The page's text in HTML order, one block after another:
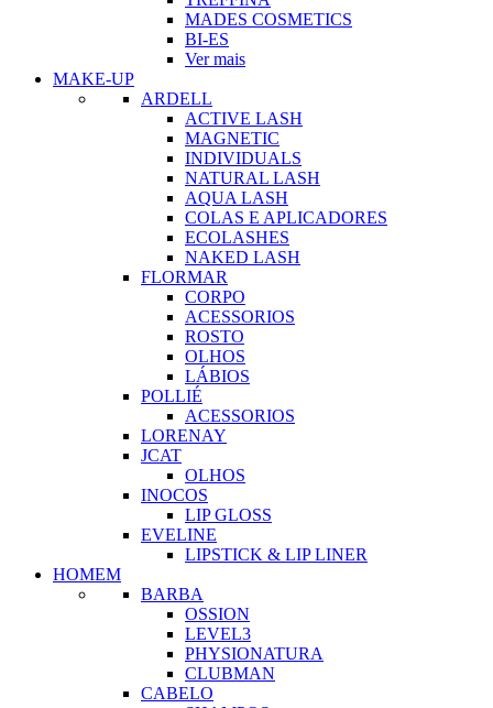
MADES COSMETICS
BI-ES
Ver mais
MAKE-UP
ARDELL
ACTIVE LASH
MAGNETIC
INDIVIDUALS
NATURAL LASH
AQUA LASH
COLAS E APLICADORES
ECOLASHES
NAKED LASH
FLORMAR
CORPO
ACESSORIOS
ROSTO
OLHOS
LÁBIOS
POLLIÉ
ACESSORIOS
LORENAY
JCAT
OLHOS
INOCOS
LIP GLOSS
EVELINE
LIPSTICK & LIP LINER
HOMEM
BARBA
OSSION
LEVEL3
PHYSIONATURA
CLUBMAN
CABELO